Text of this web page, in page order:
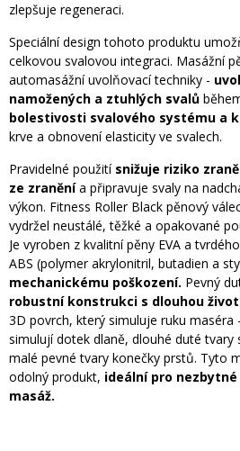
zlepšuje regeneraci.
Speciální design tohoto produktu
celkovou svalovou integraci. Masážní
automasážní uvolňovací techniky -
namožených a ztuhlých svalů
bolestivosti svalového systému a
krve a obnovení elasticity ve svalech.
Pravidelné použitísnižuje riziko
ze zraněnía připravuje svaly na
výkon. Fitness Roller Black pěnový
vydržel neustálé, těžké a opakované
Je vyroben z kvalitní pěny EVA a
ABS (polymer akrylonitril, butadien a
mechanickému poškození. Pevný
robustní konstrukci s dlouhou
3D povrch, který simuluje ruku maséra
simulují dotek dlaně, dlouhé duté tvary
malé pevné tvary konečky prstů. Tyto
odolný produkt, ideální pro
masáž.